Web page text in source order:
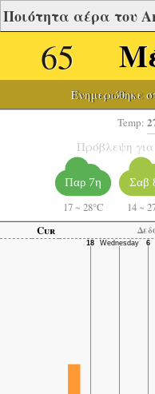
65
Ενημερώθηκε
Temp:
Πρόβλεψη
Παρ 7η
17 ~ 28°C
Σαβ
14 ~
Cur